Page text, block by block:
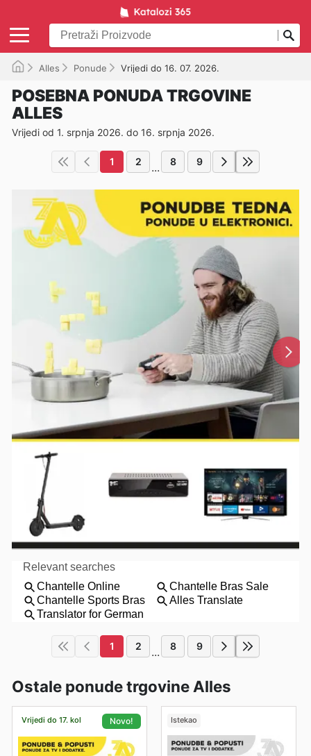
Alles Ponude Vrijedi do 16. 07. 2026.
POSEBNA PONUDA TRGOVINE
ALLES
Vrijedi od 1. srpnja 2026. do 16. srpnja 2026.
1 2 ... 8 9
1 2 ... 8 9
Ostale ponude trgovine Alles
Vrijedi do 17. kol Novo! Istekao